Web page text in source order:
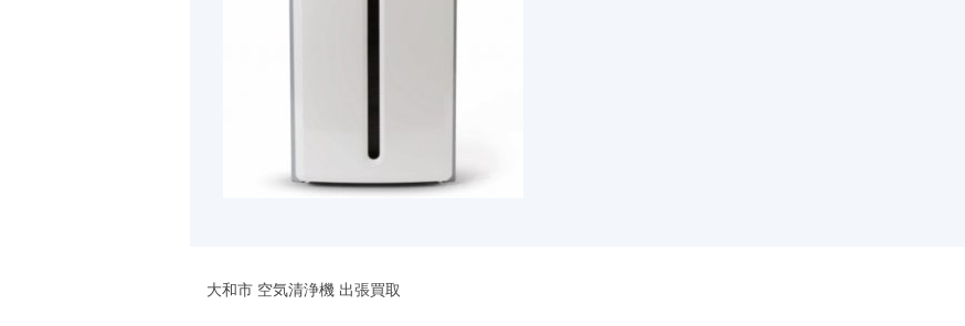
大和市 空気清浄機 出張買取